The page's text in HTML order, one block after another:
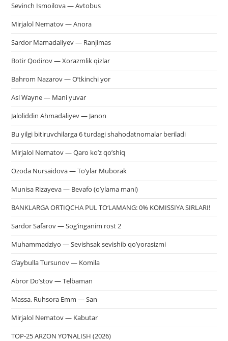
Sevinch Ismoilova — Avtobus
Mirjalol Nematov — Anora
Sardor Mamadaliyev — Ranjimas
Botir Qodirov — Xorazmlik qizlar
Bahrom Nazarov — O’tkinchi yor
Asl Wayne — Mani yuvar
Jaloliddin Ahmadaliyev — Janon
Bu yilgi bitiruvchilarga 6 turdagi shahodatnomalar beriladi
Mirjalol Nematov — Qaro ko’z qo’shiq
Ozoda Nursaidova — To’ylar Muborak
Munisa Rizayeva — Bevafo (o’ylama mani)
BANKLARGA ORTIQCHA PUL TO‘LAMANG: 0% KOMISSIYA SIRLARI!
Sardor Safarov — Sog’inganim rost 2
Muhammadziyo — Sevishsak sevishib qo’yorasizmi
G’aybulla Tursunov — Komila
Abror Do’stov — Telbaman
Massa, Ruhsora Emm — San
Mirjalol Nematov — Kabutar
TOP-25 ARZON YO‘NALISH (2026)